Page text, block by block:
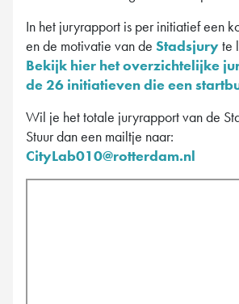
In het juryrapport is per initiatief een
en de motivatie van de Stadsjuryte
Bekijk hier het overzichtelijke
de 26 initiatieven die een
Wil je het totale juryrapport van de
Stuur dan een mailtje naar:
CityLab010@rotterdam.nl